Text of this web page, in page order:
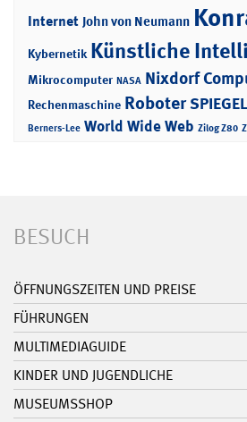
Internet John von Neumann
Kybernetik Künstliche
Mikrocomputer NASA Nixdorf
Rechenmaschine RoboterSPIEGEL
Berners-Lee World Wide Web Zilog Z80
BESUCH
ÖFFNUNGSZEITEN UND PREISE
FÜHRUNGEN
MULTIMEDIAGUIDE
KINDER UND JUGENDLICHE
MUSEUMSSHOP